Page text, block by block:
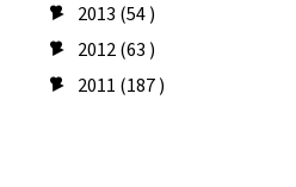
► 2013 (54 )
► 2012(63 )
► 2011 (187 )